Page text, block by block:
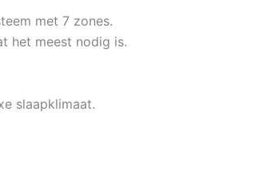
met 7 zones.
het meest nodig is.
slaapklimaat.